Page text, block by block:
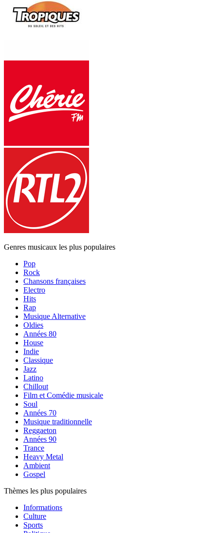
Genres musicaux les plus populaires
Pop
Rock
Chansons françaises
Electro
Hits
Rap
Musique Alternative
Oldies
Années 80
House
Indie
Classique
Jazz
Latino
Chillout
Film et Comédie musicale
Soul
Années 70
Musique traditionnelle
Reggaeton
Années 90
Trance
Heavy Metal
Ambient
Gospel
Thèmes les plus populaires
Informations
Culture
Sports